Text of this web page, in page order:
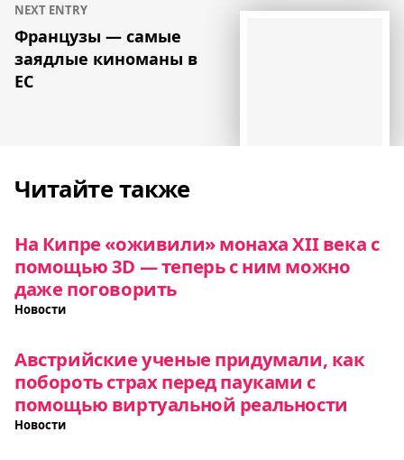
NEXT ENTRY
Французы — самые
заядлые киноманы в
ЕС
Читайте также
На Кипре «оживили» монаха XII века с
помощью 3D — теперь с ним можно
даже поговорить
Новости
Австрийские ученые придумали, как
побороть страх перед пауками с
помощью виртуальной реальности
Новости